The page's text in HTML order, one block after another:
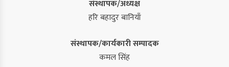
संस्थापक/अध्यक्ष
हरि बहादुर बानियाँ
संस्थापक/कार्यकारी सम्पादक
कमल सिंह